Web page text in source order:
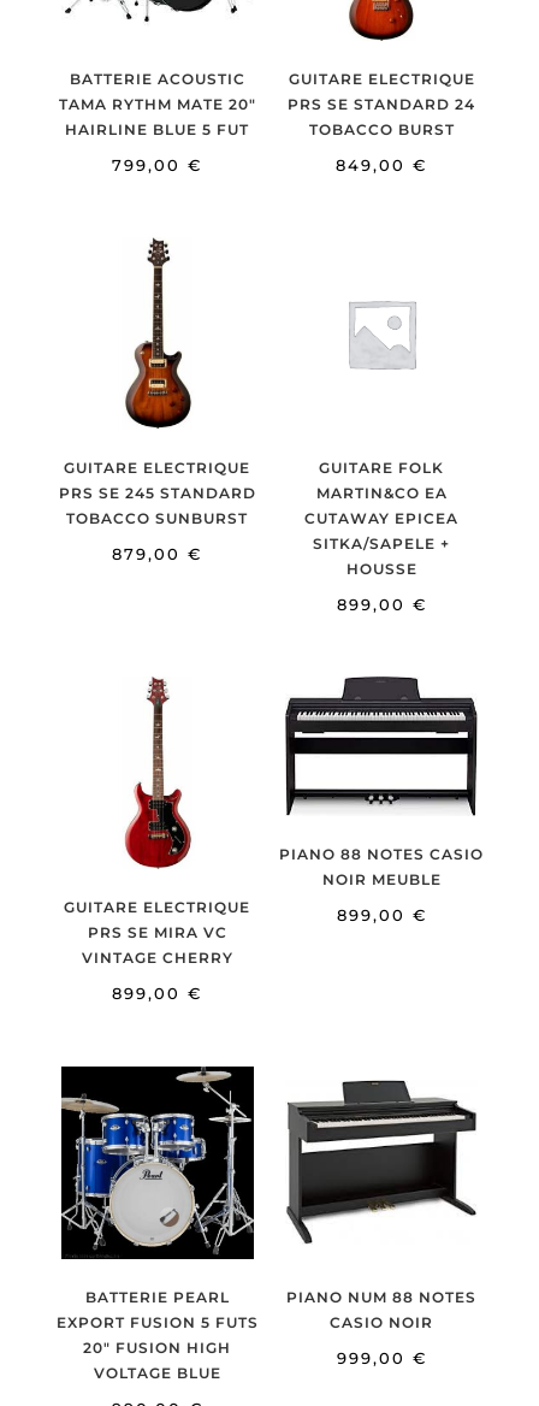
BATTERIE ACOUSTIC
TAMA RYTHM MATE 20″
HAIRLINE BLUE 5 FUT
799,00€
GUITARE ELECTRIQUE
PRS SE STANDARD 24
TOBACCO BURST
849,00€
GUITARE ELECTRIQUE
PRS SE 245 STANDARD
TOBACCO SUNBURST
879,00€
GUITARE FOLK
MARTIN&CO EA
CUTAWAY EPICEA
SITKA/SAPELE +
HOUSSE
899,00 €
GUITARE ELECTRIQUE
PRS SE MIRA VC
VINTAGE CHERRY
899,00€
PIANO 88 NOTES CASIO
NOIR MEUBLE
899,00 €
BATTERIE PEARL
EXPORT FUSION 5 FUTS
20″ FUSION HIGH
VOLTAGE BLUE
PIANO NUM 88 NOTES
CASIO NOIR
999,00 €